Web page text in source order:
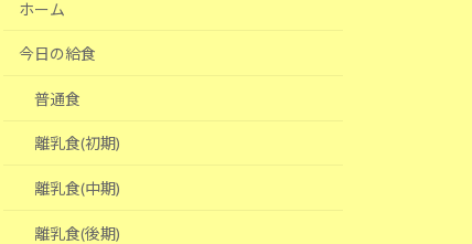
ホーム
今日の給食
普通食
離乳食(初期)
離乳食(中期)
離乳食(後期)